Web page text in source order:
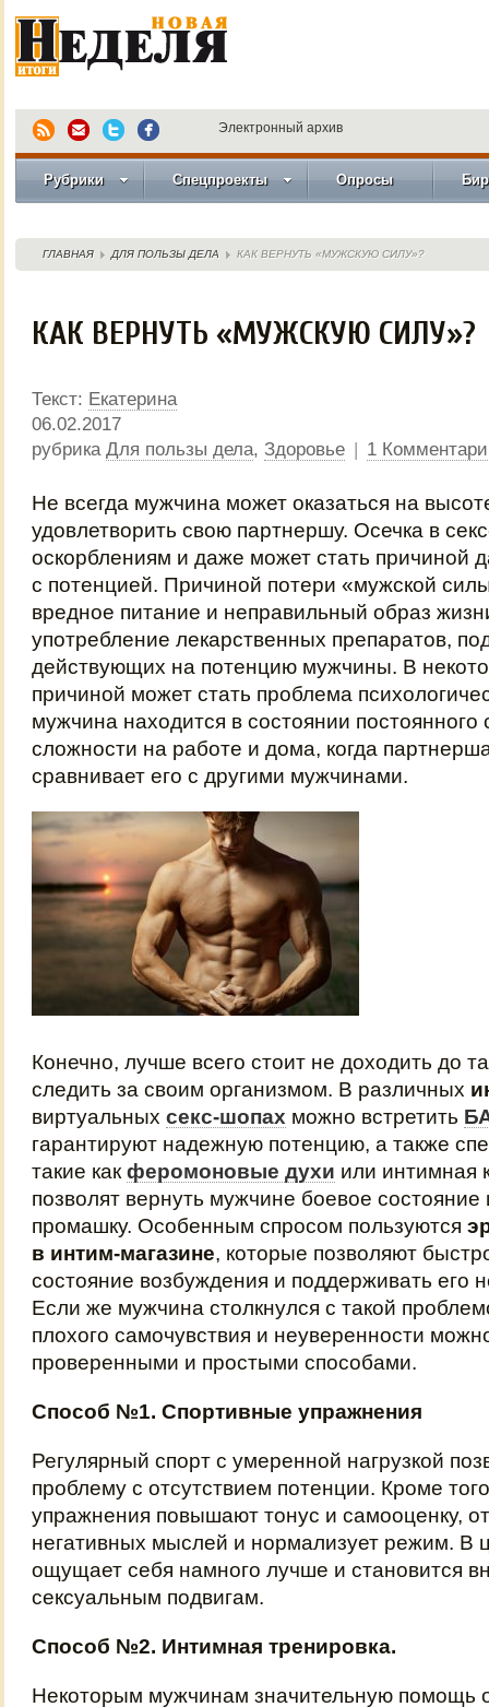
Электронный архив
Рубрики Спецпроекты Опросы
ГЛАВНАЯ ДЛЯ ПОЛЬЗЫ ДЕЛА КАК ВЕРНУТЬ «МУЖСКУЮ СИЛУ»?
КАК ВЕРНУТЬ «МУЖСКУЮ СИЛУ»?
Текст: Екатерина
06.02.2017
рубрика Для пользы дела, Здоровье | 1
Не всегда мужчина может оказаться на
удовлетворить свою партнершу. Осечка в
оскорблениям и даже может стать причиной
с потенцией. Причиной потери «мужской
вредное питание и неправильный образ
употребление лекарственных препаратов,
действующих на потенцию мужчины. В
причиной может стать проблема
мужчина находится в состоянии постоянного
сложности на работе и дома, когда
сравнивает его с другими мужчинами.
Конечно, лучше всего стоит не доходить до
следить за своим организмом. В различных
виртуальных секс-шопах можно встретить
гарантируют надежную потенцию, а также
такие как феромоновые духи или интимная
позволят вернуть мужчине боевое состояние
промашку. Особенным спросом пользуются
в интим-магазине, которые позволяют
состояние возбуждения и поддерживать его
Если же мужчина столкнулся с такой
плохого самочувствия и неуверенности
проверенными и простыми способами.
Способ №1. Спортивные упражнения
Регулярный спорт с умеренной нагрузкой
проблему с отсутствием потенции. Кроме
упражнения повышают тонус и самооценку,
негативных мыслей и нормализует режим. В
ощущает себя намного лучше и становится
сексуальным подвигам.
Способ №2. Интимная тренировка.
Некоторым мужчинам значительную помощь